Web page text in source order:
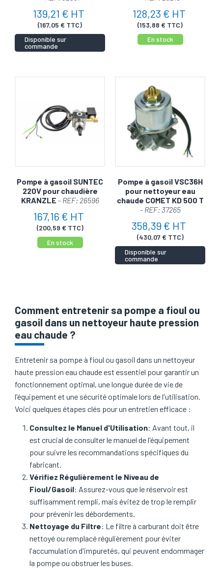
139,21 € HT
(167,05 € TTC)
Disponible sur
commande
128,23 € HT
(153,88 € TTC)
En stock
Pompe à gasoil SUNTEC
220V pour chaudière
KRANZLE - REF: 26596
167,16 € HT
(200,59 € TTC)
En stock
Pompe à gasoil VSC36H
pour nettoyeur eau
chaude COMET KD 500 T
- REF: 37265
358,39 € HT
(430,07 € TTC)
Disponible sur
commande
Comment entretenir sa pompe a fioul ou
gasoil dans un nettoyeur haute pression
eau chaude ?
Entretenir sa pompe à fioul ou gasoil dans un nettoyeur
haute pression eau chaude est essentiel pour garantir un
fonctionnement optimal, une longue durée de vie de
l'équipement et une sécurité optimale lors de l'utilisation.
Voici quelques étapes clés pour un entretien efficace :
Consultez le Manuel d'Utilisation: Avant tout, il
est crucial de consulter le manuel de l'équipement
pour suivre les recommandations spécifiques du
fabricant.
Vérifiez Régulièrement le Niveau de
Fioul/Gasoil: Assurez-vous que le réservoir est
suffisamment rempli, mais évitez de trop le remplir
pour prévenir les débordements.
Nettoyage du Filtre: Le filtre à carburant doit être
nettoyé ou remplacé régulièrement pour éviter
l'accumulation d'impuretés, qui peuvent endommager
la pompe ou obstruer les buses.